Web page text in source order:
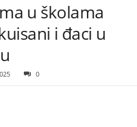
u školama
i đaci u
0